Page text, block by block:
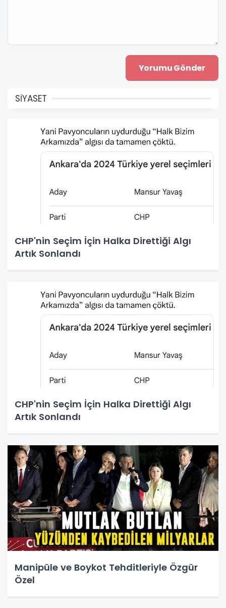
SİYASET
CHP'nin Seçim İçin Halka Direttiği Algı
Artık Sonlandı
CHP'nin Seçim İçin Halka Direttiği Algı
Artık Sonlandı
Manipüle ve Boykot Tehditleriyle Özgür
Özel